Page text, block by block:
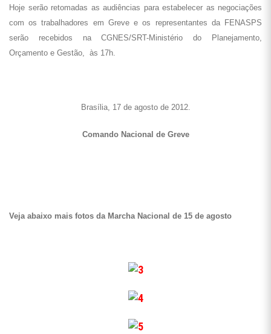
Hoje serão retomadas as audiências para estabelecer as negociações
com os trabalhadores em Greve e os representantes da FENASPS
serão recebidos na CGNES/SRT-Ministério do Planejamento,
Orçamento e Gestão, às 17h.
Brasília, 17 de agosto de 2012.
Comando Nacional de Greve
Veja abaixo mais fotos da Marcha Nacional de 15 de agosto